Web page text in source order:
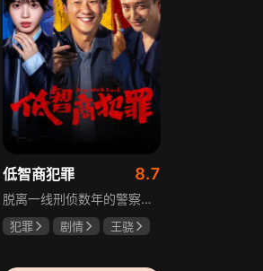
低智商犯罪 8.7
脱离一线刑侦数年的警察张一昂，因省厅匿名举报信被派往三江口调查。他刚到就遇刑警队长被害，洗清嫌疑时意外抓获连环杀人案凶手，迅速建立声望。张一昂锁定当地富商周荣团伙，蠢贼间勾心斗角的蝴蝶效应助警方屡建奇功，最终查明同僚遇害真相，让真凶落网。剧集以喜剧风格展现刑侦故事，充满黑色幽默。
犯罪 剧情
王骁